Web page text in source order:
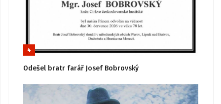
4
Odešel bratr farář Josef Bobrovský